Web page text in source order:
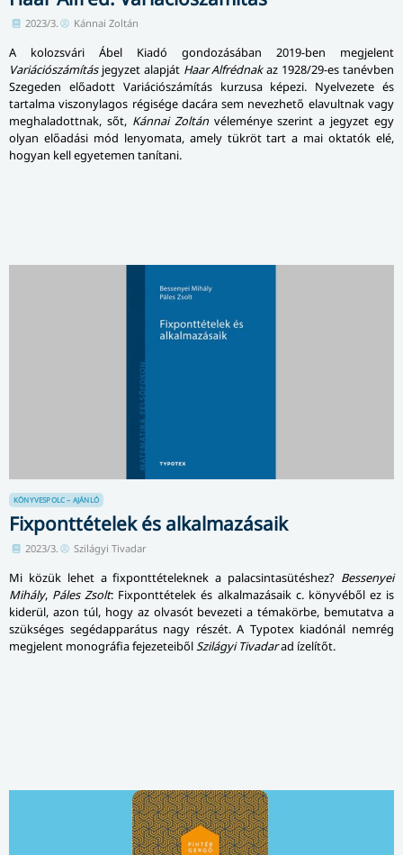
2023/3. Kánnai Zoltán
A kolozsvári Ábel Kiadó gondozásában 2019-ben megjelent
Variációszámításjegyzet alapját Haar Alfrédnakaz 1928/29-es tanévben
Szegeden előadott Variációszámítás kurzusa képezi. Nyelvezete és
tartalma viszonylagos régisége dacára sem nevezhető elavultnak vagy
meghaladottnak, sőt, Kánnai Zoltánvéleménye szerint a jegyzet egy
olyan előadási mód lenyomata, amely tükröt tart a mai oktatók elé,
hogyan kell egyetemen tanítani.
KÖNYVESPOLC – AJÁNLÓ
Fixponttételek és alkalmazásaik
2023/3. Szilágyi Tivadar
Mi közük lehet a fixponttételeknek a palacsintasütéshez? Bessenyei
Mihály, Páles Zsolt: Fixponttételek és alkalmazásaik c. könyvéből ez is
kiderül, azon túl, hogy az olvasót bevezeti a témakörbe, bemutatva a
szükséges segédapparátus nagy részét. A Typotex kiadónál nemrég
megjelent monográfia fejezeteibőlSzilágyi Tivadarad ízelítőt.